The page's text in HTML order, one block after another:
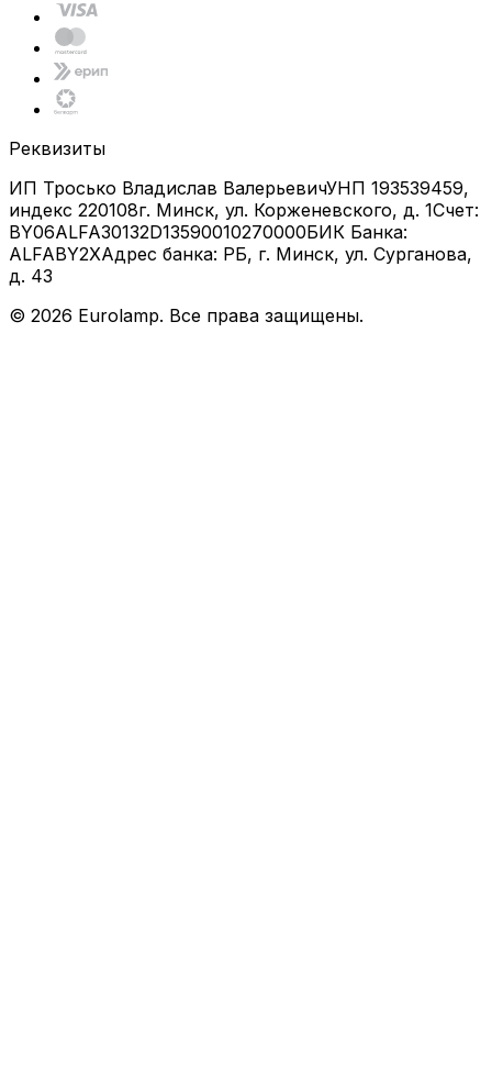
Реквизиты
ИП Тросько Владислав ВалерьевичУНП 193539459,
индекс 220108г. Минск, ул. Корженевского, д. 1Счет:
BY06ALFA30132D13590010270000БИК Банка:
ALFABY2XАдрес банка: РБ, г. Минск, ул. Сурганова,
д. 43
© 2026 Eurolamp. Все права защищены.